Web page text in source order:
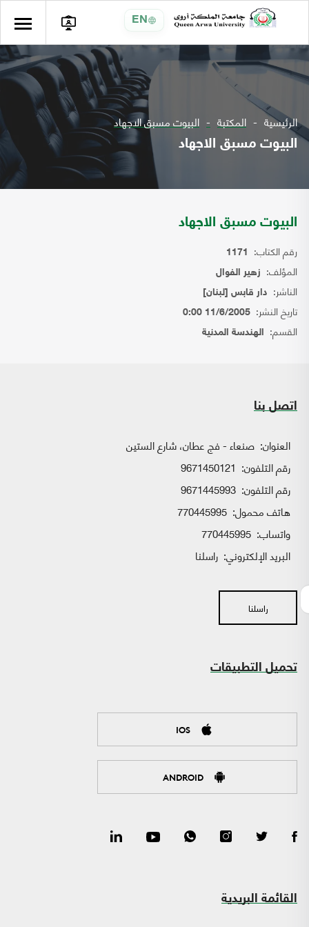
EN
الرئيسية المكتبة البيوت مسبق الاجهاد
البيوت مسبق الاجهاد
البيوت مسبق الاجهاد
رقم الكتاب: 1171
المؤلف: زهير الفوال
الناشر: دار قابس [لبنان]
تاريخ النشر: 11/6/2005 0:00
القسم: الهندسة المدنية
اتصل بنا
العنوان: صنعاء - فج عطان، شارع الستين
رقم التلفون: 9671450121
رقم التلفون: 9671445993
هاتف محمول: 770445995
واتساب:
البريد الإلكتروني: راسلنا
راسلنا
تحميل التطبيقات
IOS
ANDROID
القائمة البريدية